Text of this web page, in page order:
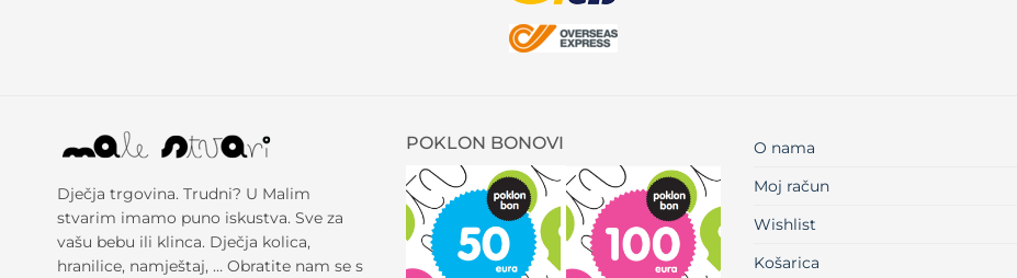
Dječja trgovina. Trudni? U Malim
stvarim imamo puno iskustva. Sve za
vašu bebu ili klinca. Dječja kolica,
hranilice, namještaj, … Obratite nam se s
POKLON BONOVI
O nama
Moj račun
Wishlist
Košarica